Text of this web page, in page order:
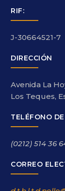
RIF:
J-30664521-7
DIRECCIÓN
Avenida La
Los Teques,
TELÉFONO
(0212) 514 36
CORREO